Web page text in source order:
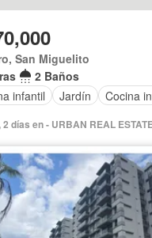
San Miguelito
2 Baños
infantil Jardín Cocina
días en - URBAN REAL